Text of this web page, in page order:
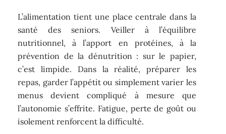
L’alimentation tient une place centrale dans la
santé des seniors. Veiller à l’équilibre
nutritionnel, à l’apport en protéines, à la
prévention de la dénutrition : sur le papier,
c’est limpide. Dans la réalité, préparer les
repas, garder l’appétit ou simplement varier les
menus devient compliqué à mesure que
l’autonomie s’effrite. Fatigue, perte de goût ou
isolement renforcent la difficulté.